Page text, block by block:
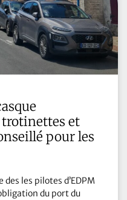
et
pour les
les pilotes d’EDPM
du port du